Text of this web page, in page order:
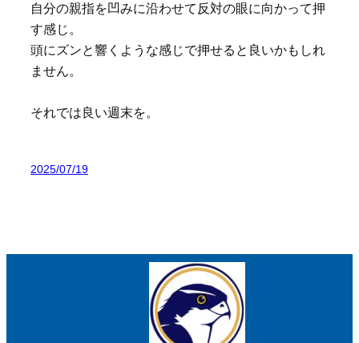
自分の親指を凹みに沿わせて反対の眼に向かって押
す感じ。
頭にズンと響くような感じで押せると良いかもしれ
ません。
それでは良い週末を。
2025/07/19